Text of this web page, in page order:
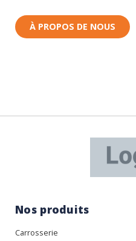
À PROPOS DE NOUS
Nos produits
Carrosserie